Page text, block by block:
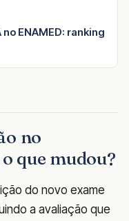
ENAMED: ranking
no
que mudou?
do novo exame
a avaliação que